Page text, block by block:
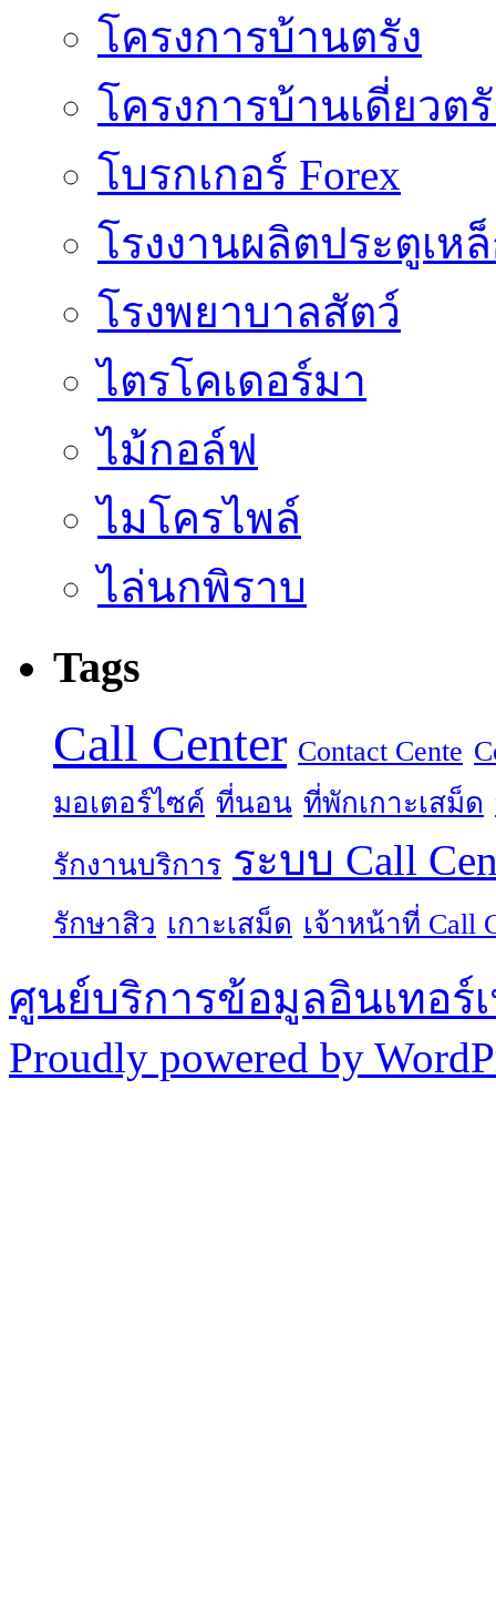
โครงการบ้านตรัง
โครงการบ้านเดี่ยวต
โบรกเกอร์ Forex
โรงงานผลิตประตูเห
โรงพยาบาลสัตว์
ไตรโคเดอร์มา
ไม้กอล์ฟ
ไมโครไพล์
ไล่นกพิราบ
Tags
Call Center Contact Cente
มอเตอร์ไซค์ ที่นอน ที่พักเกาะเสม็ด
รักงานบริการ ระบบ Call
รักษาสิว เกาะเสม็ด เจ้าหน้าที่ Call
ศูนย์บริการข้อมูลอินเทอร์
Proudly powered by